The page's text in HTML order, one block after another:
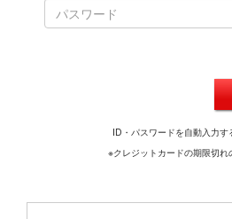
ID・パスワードを自動入力す
※クレジットカードの期限切